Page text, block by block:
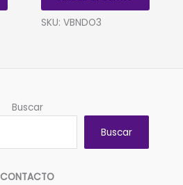
3
SKU: VBNDO3
Buscar
Buscar
CONTACTO